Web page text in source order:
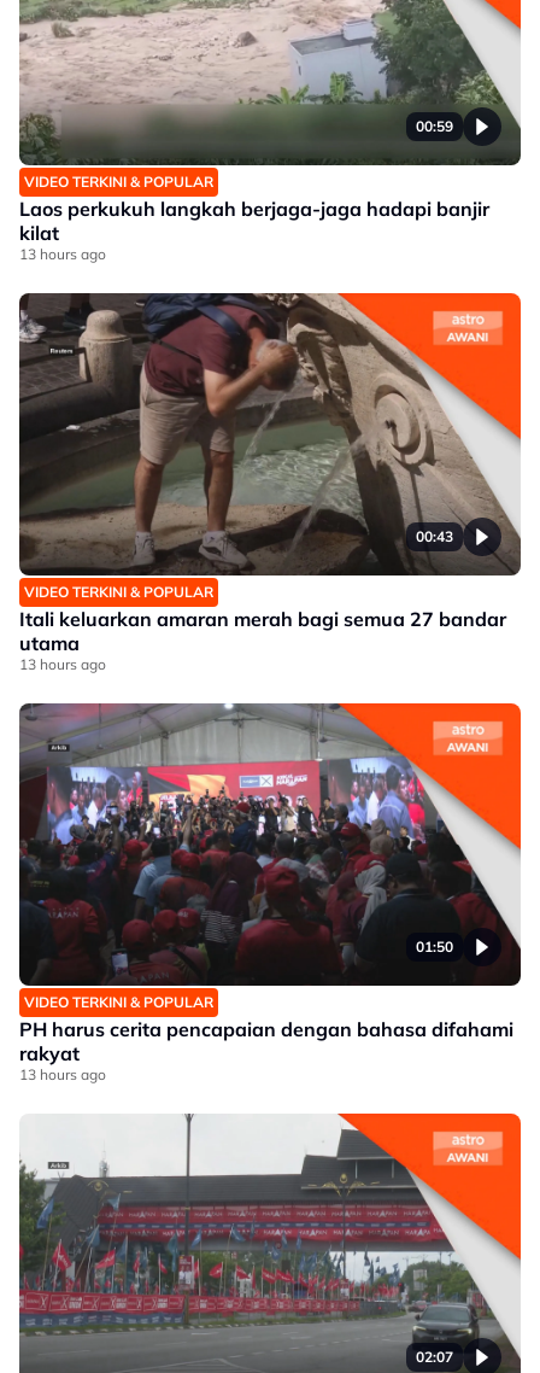
00:59
VIDEO TERKINI & POPULAR
Laos perkukuh langkah berjaga-jaga hadapi banjir
kilat
13 hours ago
00:43
VIDEO TERKINI & POPULAR
Itali keluarkan amaran merah bagi semua 27 bandar
utama
13 hours ago
01:50
VIDEO TERKINI & POPULAR
PH harus cerita pencapaian dengan bahasa difahami
rakyat
13 hours ago
02:07